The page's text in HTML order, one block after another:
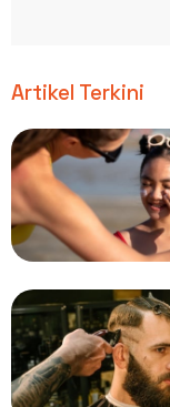
Artikel Terkini